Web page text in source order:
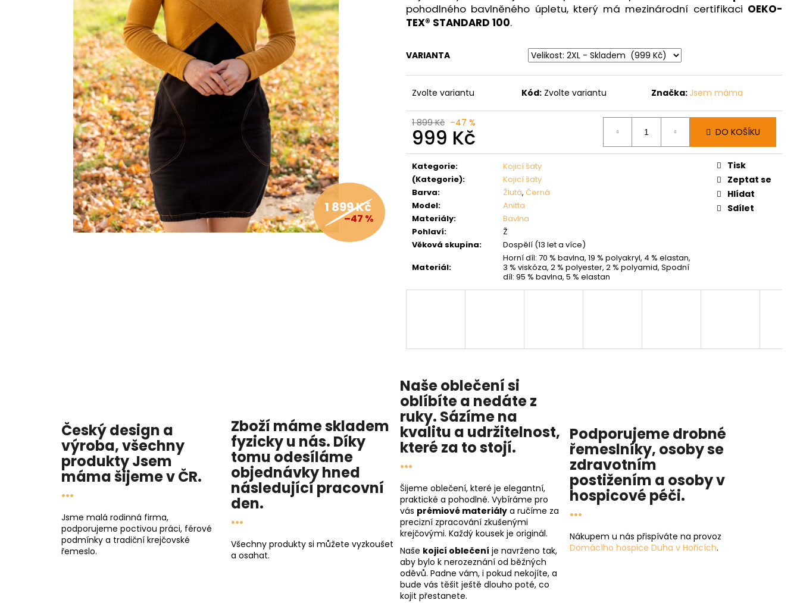
pohodlného bavlněného úpletu, který má mezinárodní certifikaci OEKO-
TEX® STANDARD 100.
VARIANTA
Zvolte variantu Kód: Zvolte variantu Značka: Jsem máma
1 899 Kč –47 %
999 Kč
Měrná
cena:
DO KOŠÍKU
Kategorie:
Kojicí šaty
(Kategorie):
Kojicí šaty
Barva: Žlutá, Černá
Model:
Anitta
Materiály:
Bavlna
Pohlaví:
Ž
Věková skupina:
Dospělí (13 let a více)
Materiál:
Horní díl: 70 % bavlna, 19 % polyakryl, 4 % elastan,
3 % viskóza, 2 % polyester, 2 % polyamid, Spodní
díl: 95 % bavlna, 5 % elastan
Tisk
Zeptat se
Hlídat
Sdílet
1 899 Kč
–47 %
Český design a
výroba, všechny
produktyJsem
mámašijeme v ČR.
...
Jsme malá rodinná firma,
podporujeme poctivou práci, férové
podmínky a tradiční krejčovské
řemeslo.
Zboží máme skladem
fyzicky u nás. Díky
tomu odesíláme
objednávky hned
následující pracovní
den.
...
Všechny produkty si můžete vyzkoušet
a osahat.
Naše oblečení si
oblíbíte a nedáte z
ruky. Sázíme na
kvalitu a udržitelnost,
které za to stojí.
...
Šijeme oblečení, které je elegantní,
praktické a pohodlné. Vybíráme pro
vás prémiové materiály a ručíme za
precizní zpracování zkušenými
krejčovými. Každý kousek je originál.
Naše kojicí oblečení je navrženo tak,
aby bylo k nerozeznání od běžných
oděvů. Padne vám, i pokud nekojíte, a
bude vás těšit ještě dlouho poté, co
kojit přestanete.
Podporujeme drobné
řemeslníky, osoby se
zdravotním
postižením a osoby v
hospicové péči.
...
Nákupem u nás přispíváte na provoz
Domácího hospice Duha v Hořicích.